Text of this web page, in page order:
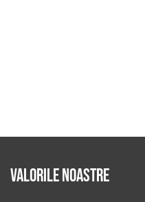
Valorile noastre